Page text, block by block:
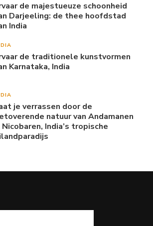
de majestueuze schoonheid
Darjeeling: de thee hoofdstad
India
de traditionele kunstvormen
Karnataka, India
je verrassen door de
natuur van Andamanen
Nicobaren, India’s tropische